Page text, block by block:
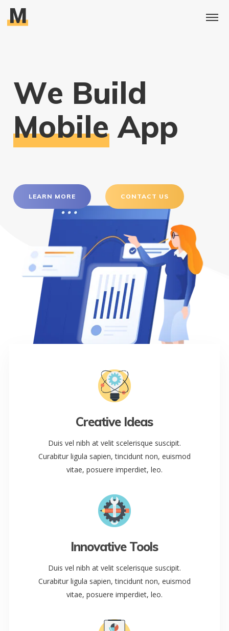
M
CONTACT US
LEARN MORE
We Build
Mobile App
Creative Ideas
Duis vel nibh at velit scelerisque suscipit.
Curabitur ligula sapien, tincidunt non, euismod
vitae, posuere imperdiet, leo.
Innovative Tools
Duis vel nibh at velit scelerisque suscipit.
Curabitur ligula sapien, tincidunt non, euismod
vitae, posuere imperdiet, leo.